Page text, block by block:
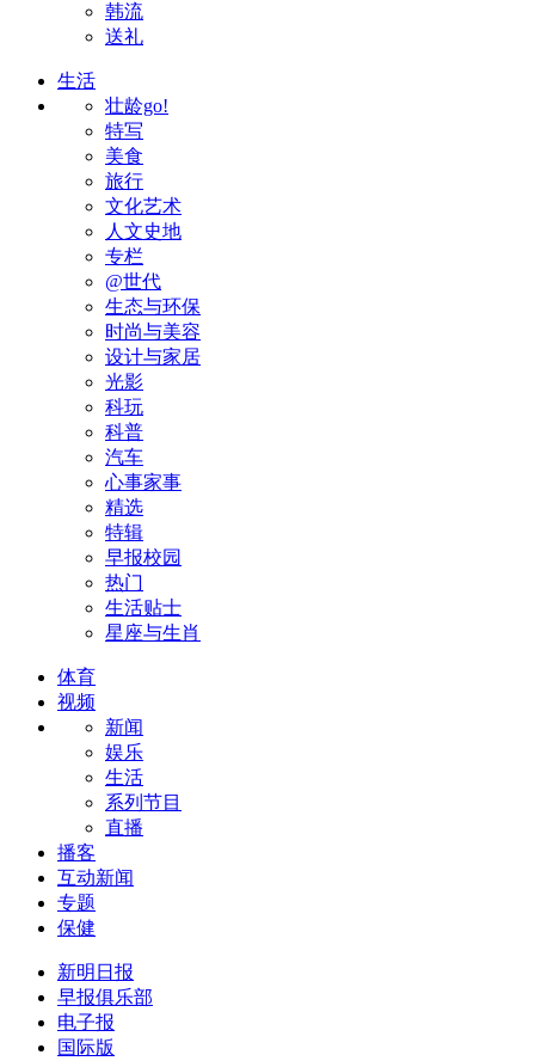
韩流
送礼
生活
壮龄go!
特写
美食
旅行
文化艺术
人文史地
专栏
@世代
生态与环保
时尚与美容
设计与家居
光影
科玩
科普
汽车
心事家事
精选
特辑
早报校园
热门
生活贴士
星座与生肖
体育
视频
新闻
娱乐
生活
系列节目
直播
播客
互动新闻
专题
保健
新明日报
早报俱乐部
电子报
国际版